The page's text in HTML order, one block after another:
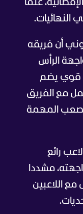
علما
أن فريقه
الرأس
قوي يضم
مع الفريق
المهمة
رائع
مشددا
اللاعبين